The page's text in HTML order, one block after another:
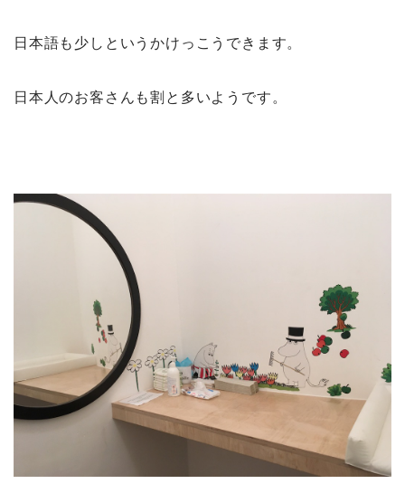
日本語も少しというかけっこうできます。
日本人のお客さんも割と多いようです。